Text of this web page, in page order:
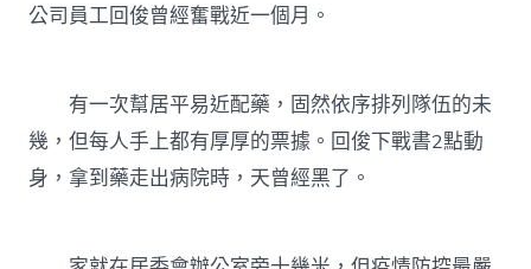
公司員工回俊曾經奮戰近一個月。
有一次幫居平易近配藥，固然依序排列隊伍的未
幾，但每人手上都有厚厚的票據。回俊下戰書2點動
身，拿到藥走出病院時，天曾經黑了。